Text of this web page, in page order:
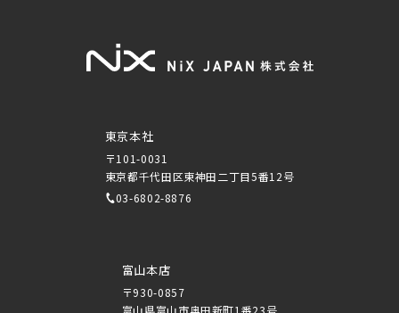
東京本社
〒101-0031
東京都千代田区東神田二丁目5番12号
03-6802-8876
富山本店
〒930-0857
富山県富山市奥田新町1番23号